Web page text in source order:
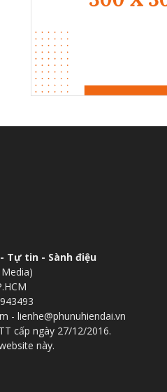
Tự tin - Sành điệu
- lienhe@phunuhiendai.vn
cấp ngày 27/12/2016.
này.